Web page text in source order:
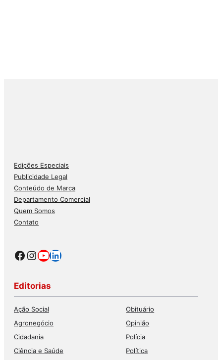
Edições Especiais
Publicidade Legal
Conteúdo de Marca
Departamento Comercial
Quem Somos
Contato
Facebook
Instagram
Youtube
LinkedIn
Editorias
Ação Social
Agronegócio
Cidadania
Ciência e Saúde
Obituário
Opinião
Polícia
Política